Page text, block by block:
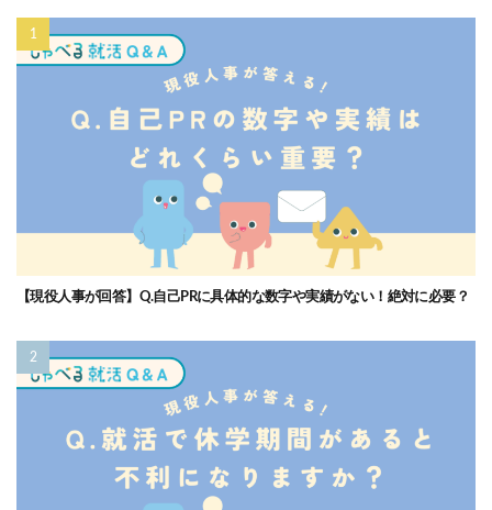
【現役人事が回答】Q.自己PRに具体的な数字や実績がない！絶対に必要？